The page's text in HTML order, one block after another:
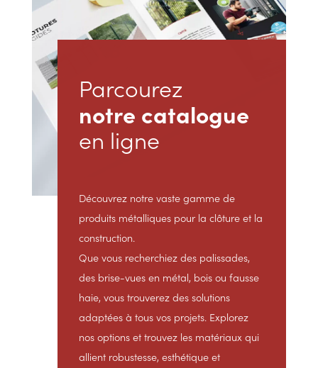
Parcourez
notre catalogue
en ligne
Découvrez notre vaste gamme de
produits métalliques pour la clôture et la
construction.
Que vous recherchiez des palissades,
des brise-vues en métal, bois ou fausse
haie, vous trouverez des solutions
adaptées à tous vos projets. Explorez
nos options et trouvez les matériaux qui
allient robustesse, esthétique et